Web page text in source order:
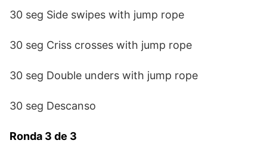
30 seg Side swipes with jump rope
30 seg Criss crosses with jump rope
30 seg Double unders with jump rope
30 seg Descanso
Ronda 3 de 3